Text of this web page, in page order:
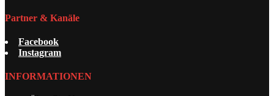
Partner & Kanäle
Facebook
Instagram
INFORMATIONEN